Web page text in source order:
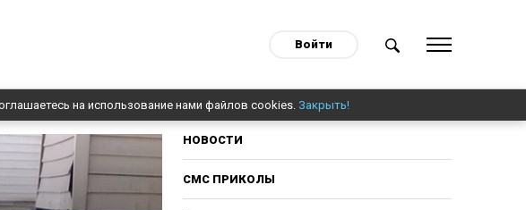
Войти
на использование нами файлов cookies. Закрыть!
НОВОСТИ
СМС ПРИКОЛЫ